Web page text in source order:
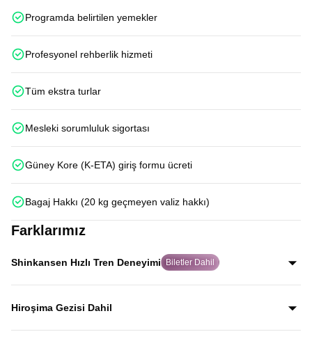
Programda belirtilen yemekler
Profesyonel rehberlik hizmeti
Tüm ekstra turlar
Mesleki sorumluluk sigortası
Güney Kore (K-ETA) giriş formu ücreti
Bagaj Hakkı (20 kg geçmeyen valiz hakkı)
Farklarımız
Shinkansen Hızlı Tren Deneyimi Biletler Dahil
Japonya’nın dünyaca ünlü Shinkansen hızlı trenleriyle
Kyoto–Tokyo ve Osaka–Hiroşima hatlarında iki kez
Hiroşima Gezisi Dahil
Dünya tarihinde atom bombasının atıldığı şehir olan